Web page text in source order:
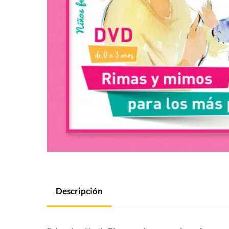
Descripción